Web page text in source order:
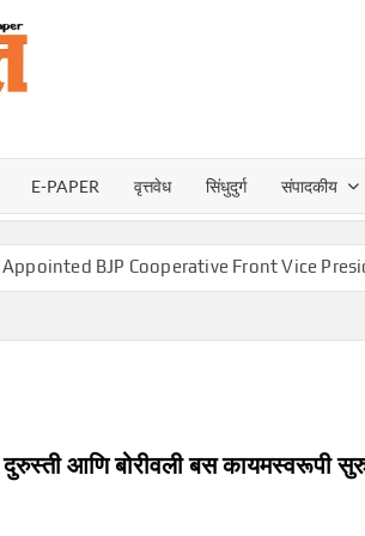
STAR
VRUTTA
E-PAPER वृत्तवेध सिंधुदुर्ग संपादकीय
BJP Cooperative Front Vice President for
आणि बोरीवली बस कायमस्वरूपी